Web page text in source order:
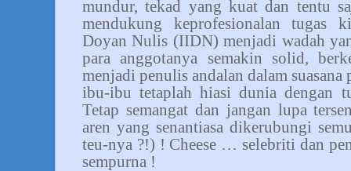
mundur, tekad yang kuat dan tentu
mendukung keprofesionalan tugas
Doyan Nulis (IIDN) menjadi wadah
para anggotanya semakin solid,
menjadi penulis andalan dalam suasana
ibu-ibu tetaplah hiasi dunia dengan
Tetap semangat dan jangan lupa
aren yang senantiasa dikerubungi
teu-nya ?!) ! Cheese … selebriti dan
sempurna !